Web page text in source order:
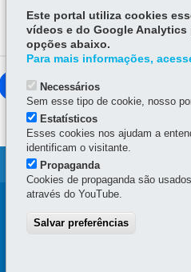
Fa
ce
bo
ok
Tw
itt
er
CONSELHO
Este portal utiliza cookies
vídeos e do Google
opções abaixo.
Para mais informações,
Necessários
Sem esse tipo de cookie, nosso
Estatísticos
Esses cookies nos ajudam a
identificam o visitante.
Propaganda
Cookies de propaganda são
através do YouTube.
Salvar preferências